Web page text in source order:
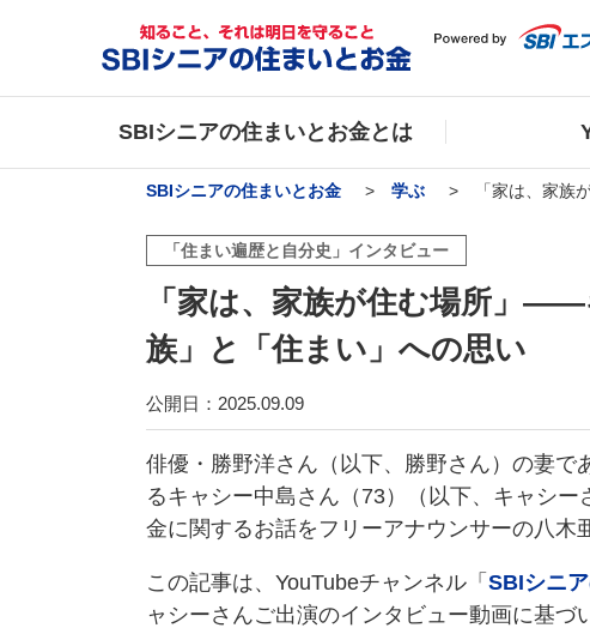
SBIシニアの住まいとお金とは
SBIシニアの住まいとお金 学ぶ 「家は、家
「住まい遍歴と自分史」インタビュー
「家は、家族が住む場所」
族」と「住まい」への思い
公開日：2025.09.09
俳優・勝野洋さん（以下、勝野さん）の妻
るキャシー中島さん（73）（以下、キャシ
金に関するお話をフリーアナウンサーの八木
この記事は、YouTubeチャンネル「 SBIシニ
ャシーさんご出演のインタビュー動画に基づ